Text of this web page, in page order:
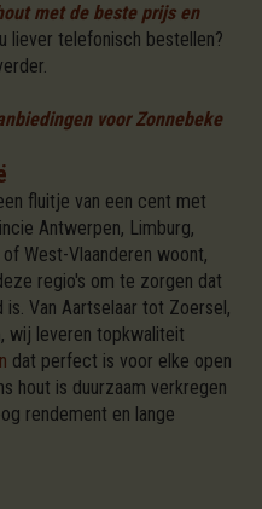
met de beste prijs en
liever telefonisch bestellen?
voor Zonnebeke
fluitje van een cent met
Antwerpen, Limburg,
West-Vlaanderen woont,
regio's om te zorgen dat
Van Aartselaar tot Zoersel,
wij leveren topkwaliteit
dat perfect is voor elke open
hout is duurzaam verkregen
rendement en lange